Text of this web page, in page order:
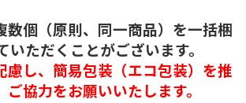
数個（原則、同一商品）を一括梱
いただくことがございます。
慮し、簡易包装（エコ包装）を推
協力をお願いいたします。